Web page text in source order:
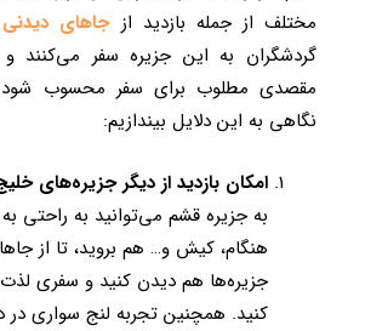
مختلف از جمله بازدید ازجاهای
گردشگران به این جزیره سفر
مقصدی مطلوب برای سفر محسوب شود.
نگاهی به این دلایل بیندازیم:
امکان بازدید از دیگر جزیره‌های
به جزیره قشم می‌توانید به راحتی
هنگام، کیش و… هم بروید، تا از
جزیره‌ها هم دیدن کنید و سفری
کنید. همچنین تجربه لنج سواری در